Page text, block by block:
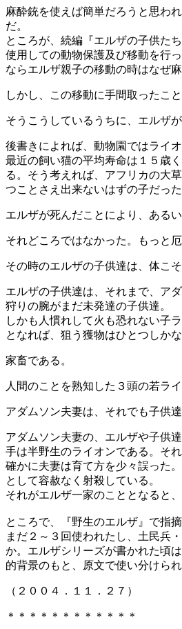
麻酔銃を使えば簡単だろうと思わ
だ。
ところが、続編『エルザの子供た
使用しての動物保護及び移動を行
ならエルザ親子の移動の時はなぜ
しかし、この移動に手間取ったこ
そうこうしているうちに、エルザ
後書きによれば、動物園ではライ
最近の飼い猫の平均寿命は１５歳
る。そう考えれば、アフリカの大
つことさえ出来ないはずの子だっ
エルザが死んだことにより、ある
それどころではなかった。もっと
その時のエルザの子供達は、体こ
エルザの子供達は、それまで、ア
狩りの腕がまだ未発達の子供達。
しかも人慣れして火も恐れない子ラ
となれば、狙う獲物はひとつしかな
家畜である。
人間のことを熟知した３頭の若ラ
アダムソン夫妻は、それでも子供
アダムソン夫妻の、エルザや子供
手は半野生のライオンである。そ
確かに夫妻は育て方を少々誤った
として容赦なく射殺している。
それがエルザ一家のこととなると
ところで、『野生のエルザ』で指
まだ２～３回使われたし、土民兵
か。エルザシリーズが書かれた頃
的背景のもと、原文で使い分けら
（２００４．１１．２７）
＊＊＊＊＊＊＊＊＊＊＊＊